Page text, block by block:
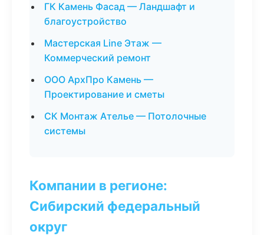
ГК Камень Фасад — Ландшафт и
благоустройство
Мастерская Line Этаж —
Коммерческий ремонт
ООО АрхПро Камень —
Проектирование и сметы
СК Монтаж Ателье — Потолочные
системы
Компании в регионе:
Сибирский федеральный
округ